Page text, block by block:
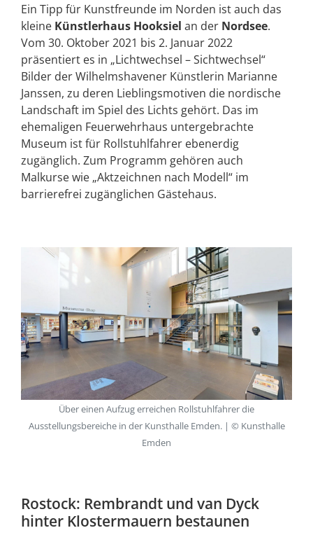
Ein Tipp für Kunstfreunde im Norden ist auch das
kleine Künstlerhaus Hooksiel an der Nordsee.
Vom 30. Oktober 2021 bis 2. Januar 2022
präsentiert es in „Lichtwechsel – Sichtwechsel“
Bilder der Wilhelmshavener Künstlerin Marianne
Janssen, zu deren Lieblingsmotiven die nordische
Landschaft im Spiel des Lichts gehört. Das im
ehemaligen Feuerwehrhaus untergebrachte
Museum ist für Rollstuhlfahrer ebenerdig
zugänglich. Zum Programm gehören auch
Malkurse wie „Aktzeichnen nach Modell“ im
barrierefrei zugänglichen Gästehaus.
Über einen Aufzug erreichen Rollstuhlfahrer die
Ausstellungsbereiche in der Kunsthalle Emden. | © Kunsthalle
Emden
Rostock: Rembrandt und van Dyck
hinter Klostermauern bestaunen